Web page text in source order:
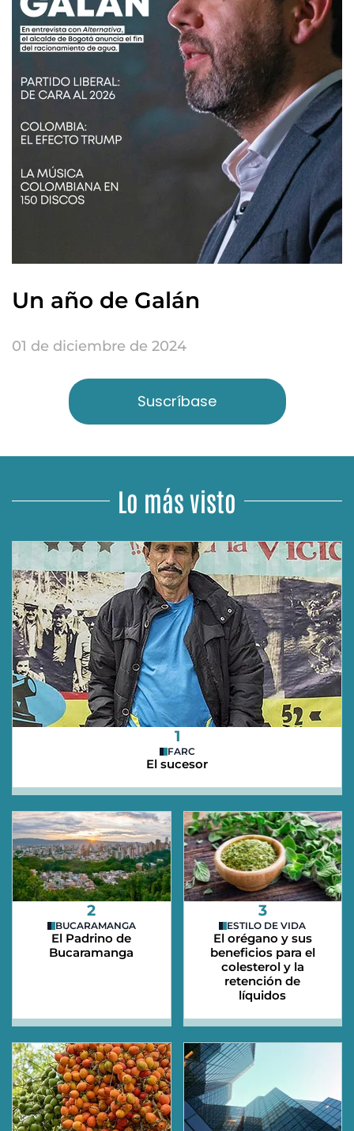
Un año de Galán
01 de diciembre de 2024
Suscríbase
Lo más visto
1
FARC
El sucesor
2
BUCARAMANGA
El Padrino de
Bucaramanga
3
ESTILO DE VIDA
El orégano y sus
beneficios para el
colesterol y la
retención de
líquidos